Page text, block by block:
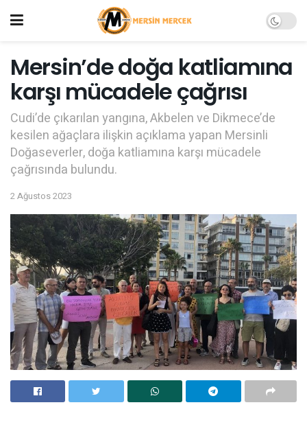
Mersin’de doğa katliamına
karşı mücadele çağrısı
Cudi’de çıkarılan yangına, Akbelen ve Dikmece’de
kesilen ağaçlara ilişkin açıklama yapan Mersinli
Doğaseverler, doğa katliamına karşı mücadele
çağrısında bulundu.
2 Ağustos 2023